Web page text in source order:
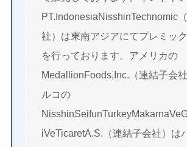
PT.IndonesiaNisshinTechnomic
社）は東南アジアにてプレミッ
を行っております。アメリカの
MedallionFoods,Inc.（連結子会
ルコの
iVeTicaretA.S.（連結子会社）は